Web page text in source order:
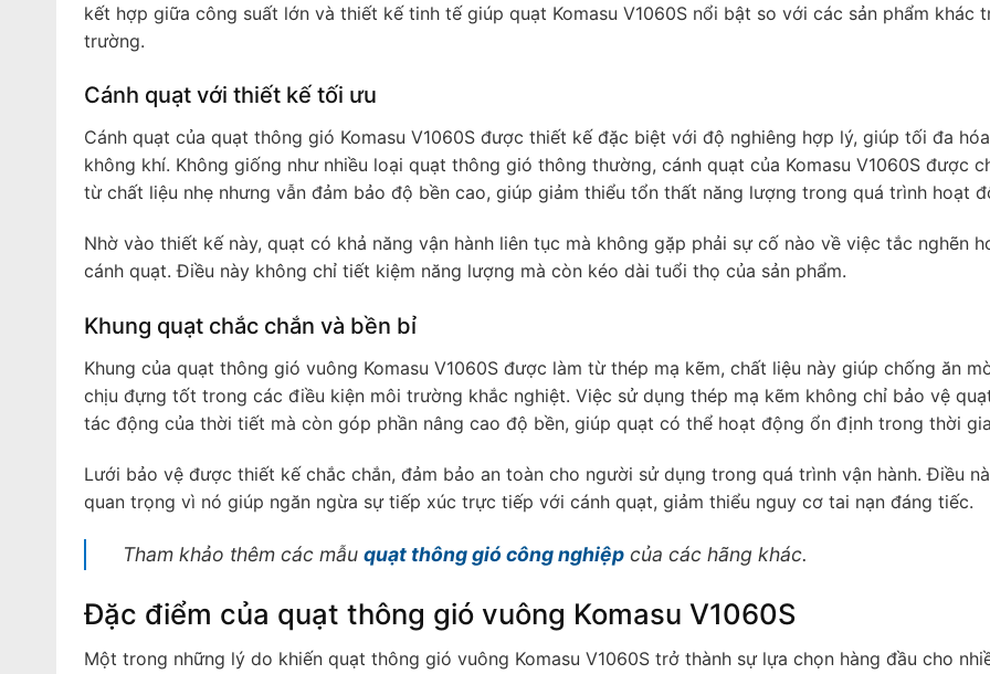
kết hợp giữa công suất lớn và thiết kế tinh tế giúp quạt Komasu V1060S nổi bật so với các sản phẩm khác
trường.
Cánh quạt với thiết kế tối ưu
Cánh quạt của quạt thông gió Komasu V1060S được thiết kế đặc biệt với độ nghiêng hợp lý, giúp tối đa
không khí. Không giống như nhiều loại quạt thông gió thông thường, cánh quạt của Komasu V1060S được
từ chất liệu nhẹ nhưng vẫn đảm bảo độ bền cao, giúp giảm thiểu tổn thất năng lượng trong quá trình hoạt
Nhờ vào thiết kế này, quạt có khả năng vận hành liên tục mà không gặp phải sự cố nào về việc tắc nghẽn
cánh quạt. Điều này không chỉ tiết kiệm năng lượng mà còn kéo dài tuổi thọ của sản phẩm.
Khung quạt chắc chắn và bền bỉ
Khung của quạt thông gió vuông Komasu V1060S được làm từ thép mạ kẽm, chất liệu này giúp chống ăn
chịu đựng tốt trong các điều kiện môi trường khắc nghiệt. Việc sử dụng thép mạ kẽm không chỉ bảo vệ
tác động của thời tiết mà còn góp phần nâng cao độ bền, giúp quạt có thể hoạt động ổn định trong thời
Lưới bảo vệ được thiết kế chắc chắn, đảm bảo an toàn cho người sử dụng trong quá trình vận hành. Điều
quan trọng vì nó giúp ngăn ngừa sự tiếp xúc trực tiếp với cánh quạt, giảm thiểu nguy cơ tai nạn đáng tiếc.
Tham khảo thêm các mẫu quạt thông gió công nghiệpcủa các hãng khác.
Đặc điểm của quạt thông gió vuông Komasu V1060S
Một trong những lý do khiến quạt thông gió vuông Komasu V1060S trở thành sự lựa chọn hàng đầu cho